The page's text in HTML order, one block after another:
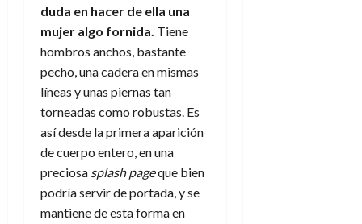
duda en hacer de ella una
mujer algo fornida. Tiene
hombros anchos, bastante
pecho, una cadera en mismas
líneas y unas piernas tan
torneadas como robustas. Es
así desde la primera aparición
de cuerpo entero, en una
preciosa splash pageque bien
podría servir de portada, y se
mantiene de esta forma en